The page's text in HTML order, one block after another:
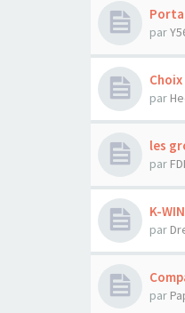
par
par
les
par
K-
par
par